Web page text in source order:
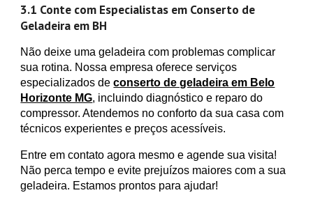
3.1 Conte com Especialistas em Conserto de
Geladeira em BH
Não deixe uma geladeira com problemas complicar
sua rotina. Nossa empresa oferece serviços
especializados deconserto de geladeira em Belo
Horizonte MG, incluindo diagnóstico e reparo do
compressor. Atendemos no conforto da sua casa com
técnicos experientes e preços acessíveis.
Entre em contato agora mesmo e agende sua visita!
Não perca tempo e evite prejuízos maiores com a sua
geladeira. Estamos prontos para ajudar!